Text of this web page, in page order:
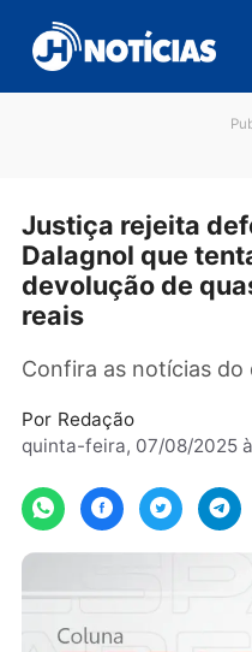
para
conteúdo
Justiça rejeita
Dalagnol que
devolução de
Confira as notícias
quinta-feira, 07/08/